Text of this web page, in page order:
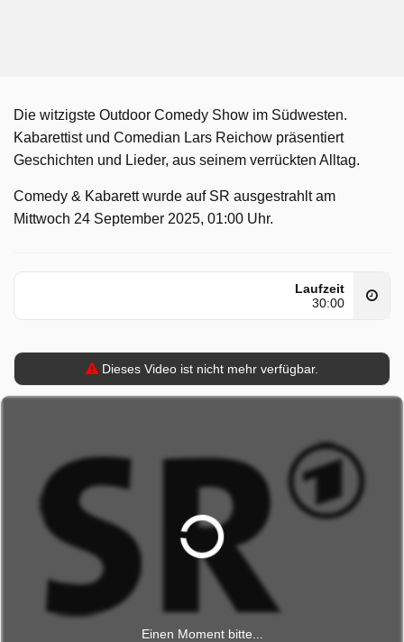
Die witzigste Outdoor Comedy Show im Südwesten.
Kabarettist und Comedian Lars Reichow präsentiert
Geschichten und Lieder, aus seinem verrückten Alltag.
Comedy & Kabarett wurde auf SR ausgestrahlt am
Mittwoch 24 September 2025, 01:00 Uhr.
Laufzeit
30:00
Dieses Video ist nicht mehr verfügbar.
Einen Moment bitte...